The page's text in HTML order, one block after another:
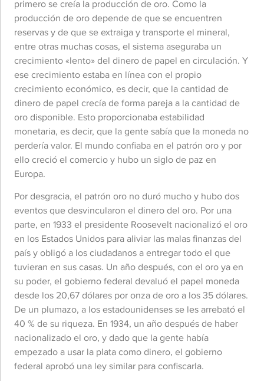
primero se creía la producción de oro. Como la
producción de oro depende de que se encuentren
reservas y de que se extraiga y transporte el mineral,
entre otras muchas cosas, el sistema aseguraba un
crecimiento «lento» del dinero de papel en circulación. Y
ese crecimiento estaba en línea con el propio
crecimiento económico, es decir, que la cantidad de
dinero de papel crecía de forma pareja a la cantidad de
oro disponible. Esto proporcionaba estabilidad
monetaria, es decir, que la gente sabía que la moneda no
perdería valor. El mundo confiaba en el patrón oro y por
ello creció el comercio y hubo un siglo de paz en
Europa.
Por desgracia, el patrón oro no duró mucho y hubo dos
eventos que desvincularon el dinero del oro. Por una
parte, en 1933 el presidente Roosevelt nacionalizó el oro
en los Estados Unidos para aliviar las malas finanzas del
país y obligó a los ciudadanos a entregar todo el que
tuvieran en sus casas. Un año después, con el oro ya en
su poder, el gobierno federal devaluó el papel moneda
desde los 20,67 dólares por onza de oro a los 35 dólares.
De un plumazo, a los estadounidenses se les arrebató el
40 % de su riqueza. En 1934, un año después de haber
nacionalizado el oro, y dado que la gente había
empezado a usar la plata como dinero, el gobierno
federal aprobó una ley similar para confiscarla.